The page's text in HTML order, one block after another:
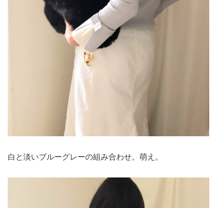
白と淡いブルーグレーの組み合わせ。萌え。